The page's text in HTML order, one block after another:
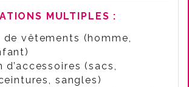
MULTIPLES :
de vêtements (homme,
d’accessoires (sacs,
sangles)